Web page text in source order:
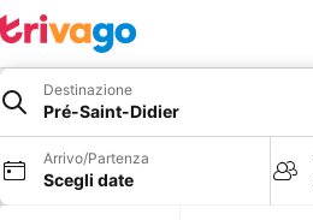
Destinazione
Pré-Saint-Didier
Arrivo/Partenza
Scegli date